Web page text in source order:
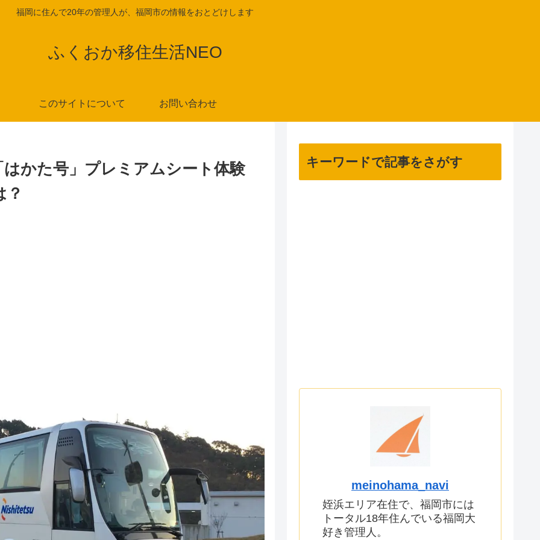
福岡に住んで20年の管理人が、福岡市の情報をおとどけします
ふくおか移住生活NEO
このサイトについて お問い合わせ
かた号」プレミアムシート体験
？
キーワードで記事をさがす
meinohama_navi
姪浜エリア在住で、福岡市には
トータル18年住んでいる福岡大
好き管理人。